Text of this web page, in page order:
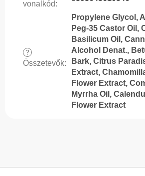
vonalkód:
?
Összetevők:
Propylene Glycol,
Peg-35 Castor Oil,
Basilicum Oil,
Alcohol Denat.,
Bark, Citrus
Extract,
Flower Extract,
Myrrha Oil,
Flower Extract